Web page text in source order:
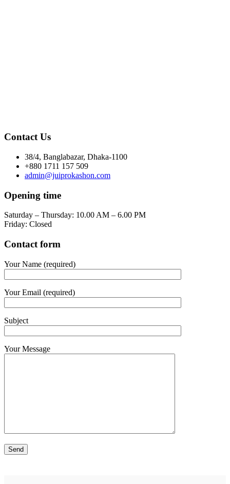
Contact Us
38/4, Banglabazar, Dhaka-1100
+880 1711 157 509
admin@juiprokashon.com
Opening time
Saturday – Thursday: 10.00 AM – 6.00 PM
Friday: Closed
Contact form
Your Name (required)
Your Email (required)
Subject
Your Message